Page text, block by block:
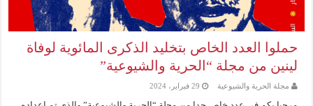
حملوا العدد الخاص بتخليد الذكرى المائوية لوفاة
لينين من مجلة “الحرية والشيوعية”
مجلة الحرية والشيوعية 29 فبراير، 2024